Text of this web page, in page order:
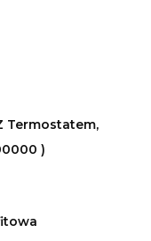
Termostatem,
)